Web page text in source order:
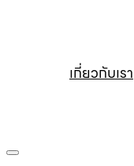
เกี่ยวกับเรา